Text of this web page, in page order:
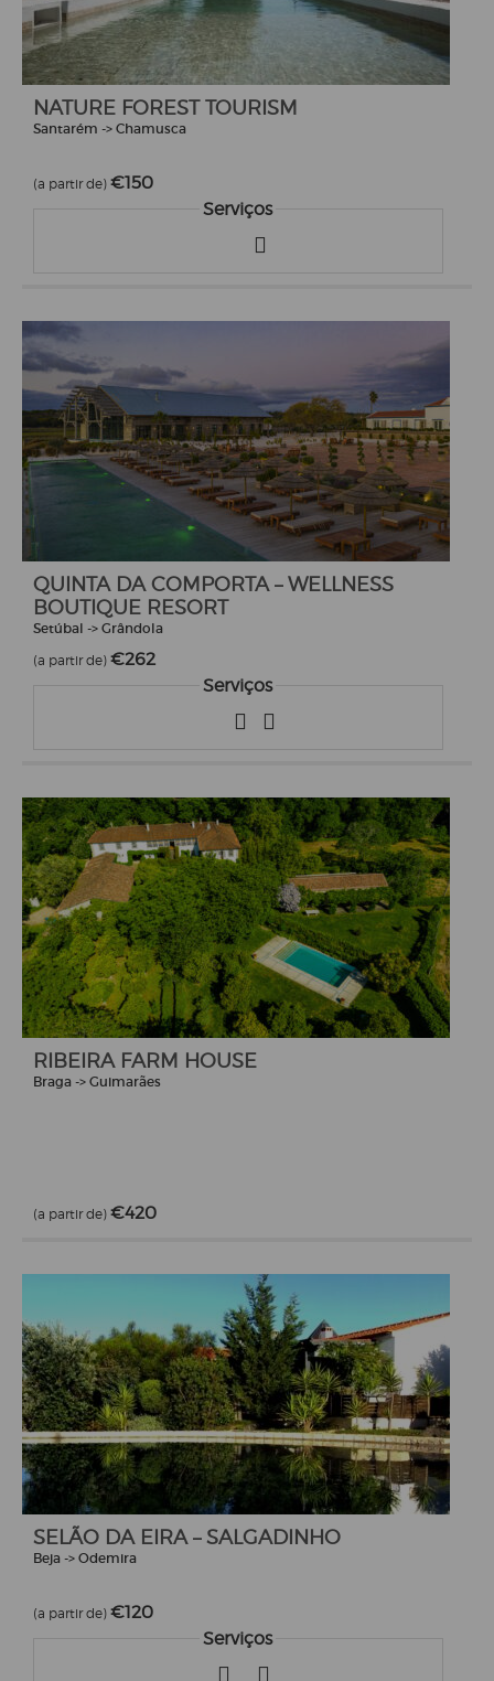
NATURE FOREST TOURISM
Santarém -> Chamusca
(a partir de) €150
Serviços
QUINTA DA COMPORTA – WELLNESS
BOUTIQUE RESORT
Setúbal -> Grândola
(a partir de) €262
Serviços
RIBEIRA FARM HOUSE
Braga -> Guimarães
(a partir de) €420
SELÃO DA EIRA – SALGADINHO
Beja -> Odemira
(a partir de) €120
Serviços